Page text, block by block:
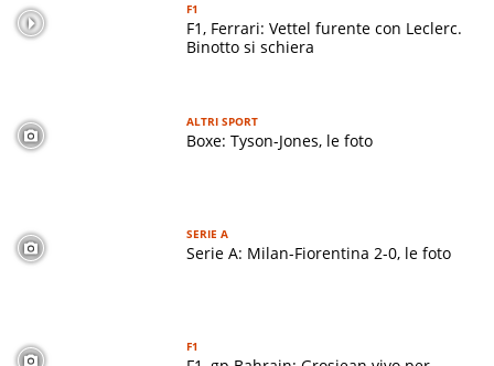
F1
F1, Ferrari: Vettel furente con Leclerc.
Binotto si schiera
ALTRI SPORT
Boxe: Tyson-Jones, le foto
SERIE A
Serie A: Milan-Fiorentina 2-0, le foto
F1